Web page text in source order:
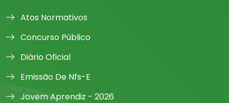
Atos Normativos
Concurso Público
Diário Oficial
Emissão De Nfs-E
Jovem Aprendiz - 2026